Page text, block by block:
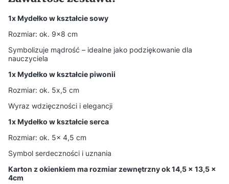
1x Mydełko w kształcie sowy
Rozmiar: ok. 9x8 cm
Symbolizuje mądrość – idealne jako podziękowanie dla
nauczyciela
1x Mydełko w kształcie piwonii
Rozmiar: ok. 5x,5 cm
Wyraz wdzięczności i elegancji
1x Mydełko w kształcie serca
Rozmiar: ok. 5× 4,5 cm
Symbol serdeczności i uznania
Karton z okienkiem ma rozmiar zewnętrzny ok 14,5 x 13,5 x
4cm